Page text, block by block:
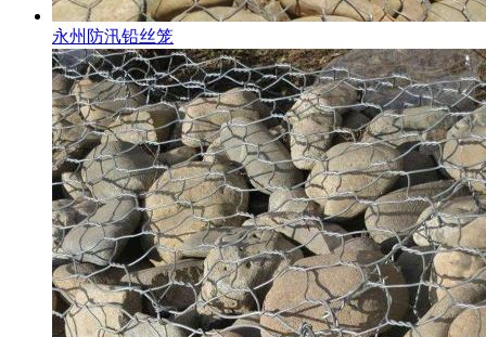
永州防汛铅丝笼